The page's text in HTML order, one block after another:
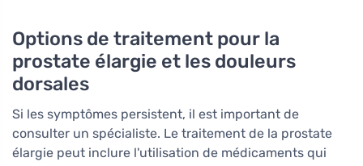
Options de traitement pour la
prostate élargie et les douleurs
dorsales
Si les symptômes persistent, il est important de
consulter un spécialiste. Le traitement de la prostate
élargie peut inclure l'utilisation de médicaments qui